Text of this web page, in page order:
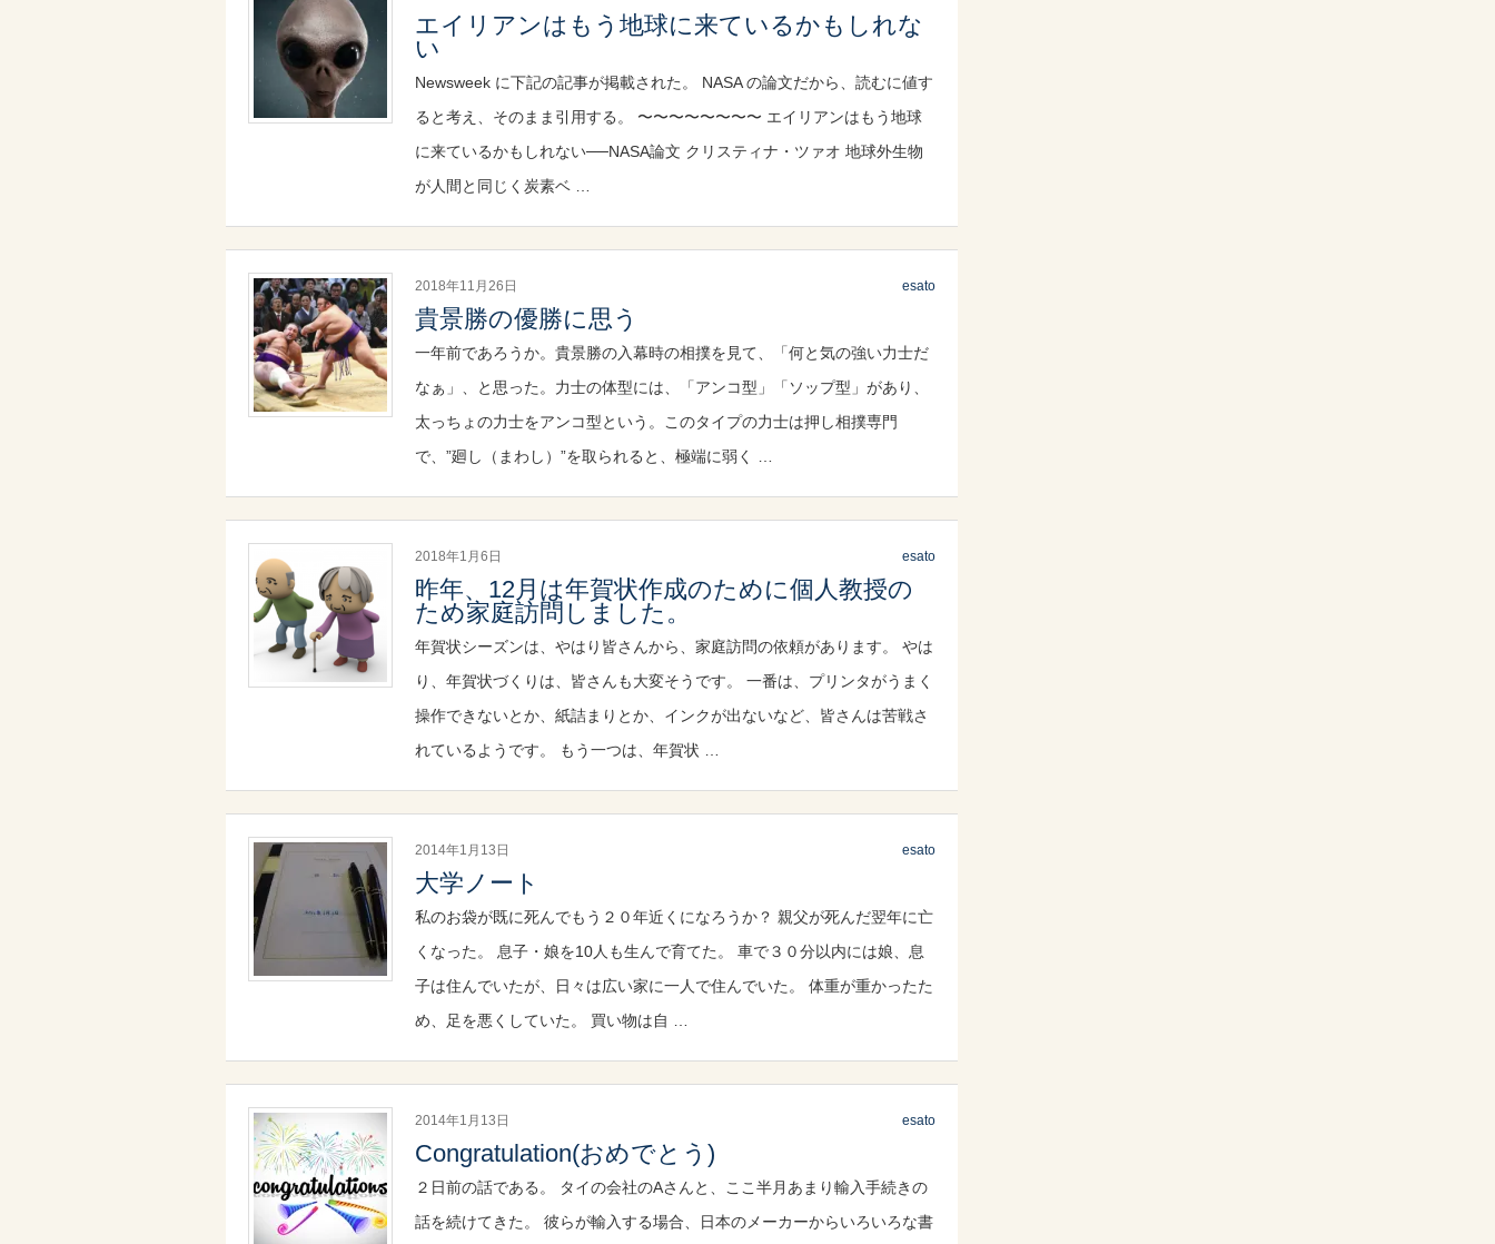
エイリアンはもう地球に来ているかもしれな
い
Newsweek に下記の記事が掲載された。 NASA の論文だから、読むに値す
ると考え、そのまま引用する。 〜〜〜〜〜〜〜〜 エイリアンはもう地球
に来ているかもしれない──NASA論文 クリスティナ・ツァオ 地球外生物
が人間と同じく炭素ベ …
2018年11月26日 esato
貴景勝の優勝に思う
一年前であろうか。貴景勝の入幕時の相撲を見て、「何と気の強い力士だ
なぁ」、と思った。力士の体型には、「アンコ型」「ソップ型」があり、
太っちょの力士をアンコ型という。このタイプの力士は押し相撲専門
で、”廻し（まわし）”を取られると、極端に弱く …
2018年1月6日 esato
昨年、12月は年賀状作成のために個人教授の
ため家庭訪問しました。
年賀状シーズンは、やはり皆さんから、家庭訪問の依頼があります。 やは
り、年賀状づくりは、皆さんも大変そうです。 一番は、プリンタがうまく
操作できないとか、紙詰まりとか、インクが出ないなど、皆さんは苦戦さ
れているようです。 もう一つは、年賀状 …
2014年1月13日 esato
大学ノート
私のお袋が既に死んでもう２０年近くになろうか？ 親父が死んだ翌年に亡
くなった。 息子・娘を10人も生んで育てた。 車で３０分以内には娘、息
子は住んでいたが、日々は広い家に一人で住んでいた。 体重が重かったた
め、足を悪くしていた。 買い物は自 …
2014年1月13日 esato
Congratulation(おめでとう)
２日前の話である。 タイの会社のAさんと、ここ半月あまり輸入手続きの
話を続けてきた。 彼らが輸入する場合、日本のメーカーからいろいろな書